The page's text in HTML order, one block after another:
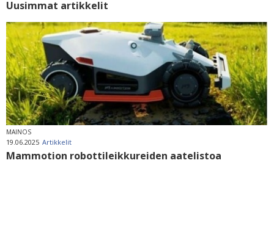
Uusimmat artikkelit
MAINOS
19.06.2025 Artikkelit
Mammotion robottileikkureiden aatelistoa